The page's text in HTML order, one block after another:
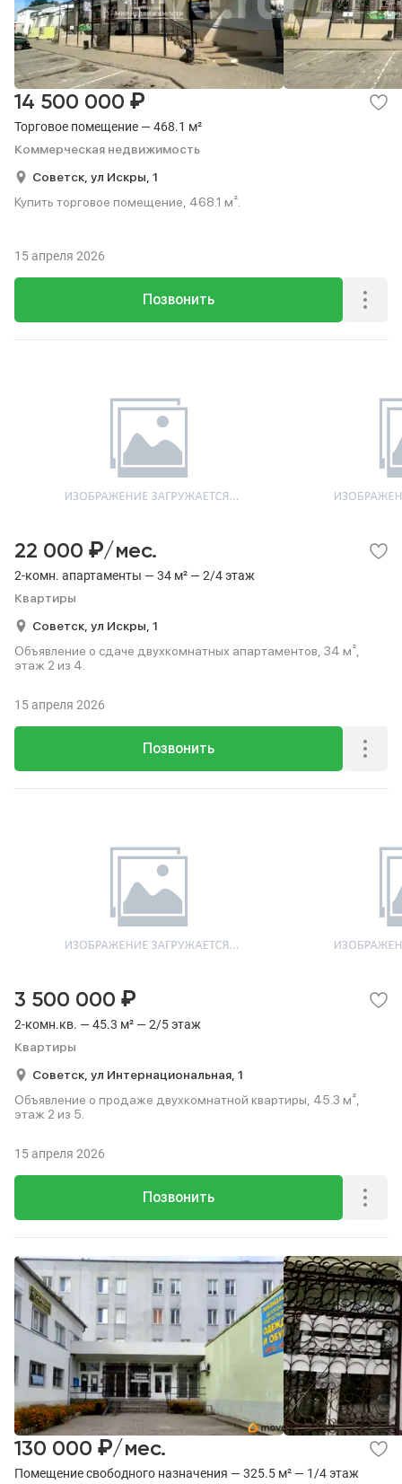
Торговое помещение — 468.1 м²
Коммерческая недвижимость
14 500 000 ₽
Советск, ул Искры, 1
Купить торговое помещение, 468.1 м².
Позвонить
15 апреля 2026
2-комн. апартаменты — 34 м² — 2/4 этаж
Квартиры
22 000 ₽/мес.
Советск, ул Искры, 1
Объявление о сдаче двухкомнатных апартаментов, 34 м²,
этаж 2 из 4.
Позвонить
15 апреля 2026
2-комн.кв. — 45.3 м² — 2/5 этаж
Квартиры
3 500 000 ₽
Советск, ул Интернациональная, 1
Объявление о продаже двухкомнатной квартиры, 45.3 м²,
этаж 2 из 5.
Позвонить
15 апреля 2026
Помещение свободного назначения — 325.5 м² — 1/4 этаж
130 000 ₽/мес.